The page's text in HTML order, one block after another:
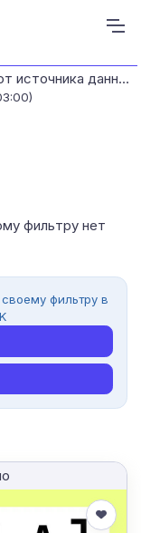
SmartData 2026. Data + AI: от источника данных до работающих моделей
фильтру нет
фильтру в